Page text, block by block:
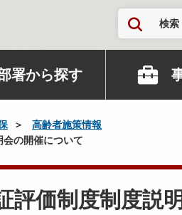
検索
署から探す
高齢者施策情報
の開催について
評価制度制度説